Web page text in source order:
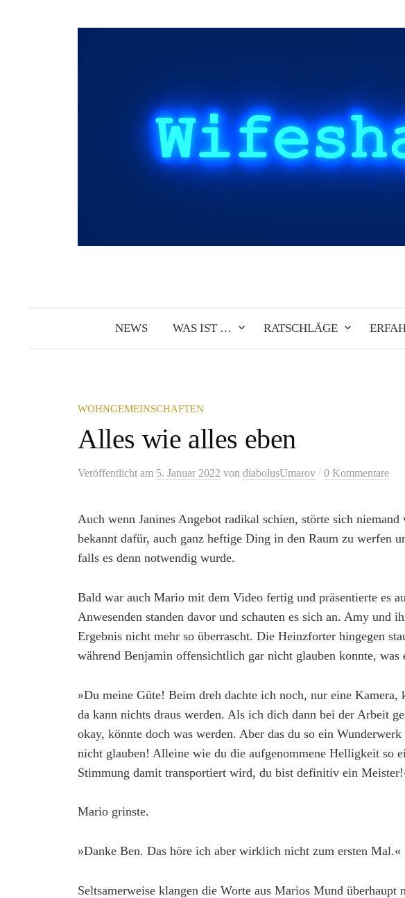
NEWS WAS IST … RATSCHLÄGE
WOHNGEMEINSCHAFTEN
Alles wie alles eben
Veröffentlicht am 5. Januar 2022 von diabolusUmarov / 0 Kommentare
Auch wenn Janines Angebot radikal schien, störte sich
bekannt dafür, auch ganz heftige Ding in den Raum zu werfen
falls es denn notwendig wurde.
Bald war auch Mario mit dem Video fertig und präsentierte es
Anwesenden standen davor und schauten es sich an. Amy und
Ergebnis nicht mehr so überrascht. Die Heinzforter hingegen
während Benjamin offensichtlich gar nicht glauben konnte, was
»Du meine Güte! Beim dreh dachte ich noch, nur eine Kamera,
da kann nichts draus werden. Als ich dich dann bei der Arbeit
okay, könnte doch was werden. Aber das du so ein
nicht glauben! Alleine wie du die aufgenommene Helligkeit so
Stimmung damit transportiert wird, du bist definitiv ein
Mario grinste.
»Danke Ben. Das höre ich aber wirklich nicht zum ersten Mal.«
Seltsamerweise klangen die Worte aus Marios Mund überhaupt